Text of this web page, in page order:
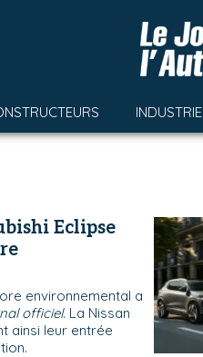
INDUSTRIE
Eclipse
environnemental a
officiel. La Nissan
ainsi leur entrée